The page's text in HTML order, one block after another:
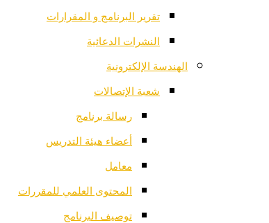
تقرير البرنامج و المقرارات
النشرات الدعائية
الهندسة الإلكترونية
شعبة الإتصالات
رسالة برنامج
أعضاء هيئة التدريس
معامل
المحتوى العلمي للمقررات
توصيف البرنامج